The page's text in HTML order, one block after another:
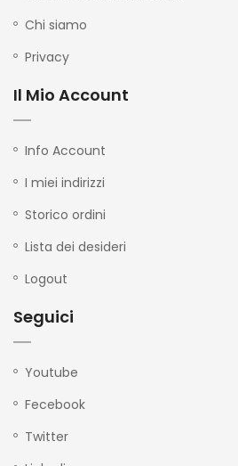
Chi siamo
Privacy
Il Mio Account
Info Account
I miei indirizzi
Storico ordini
Lista dei desideri
Logout
Seguici
Youtube
Fecebook
Twitter